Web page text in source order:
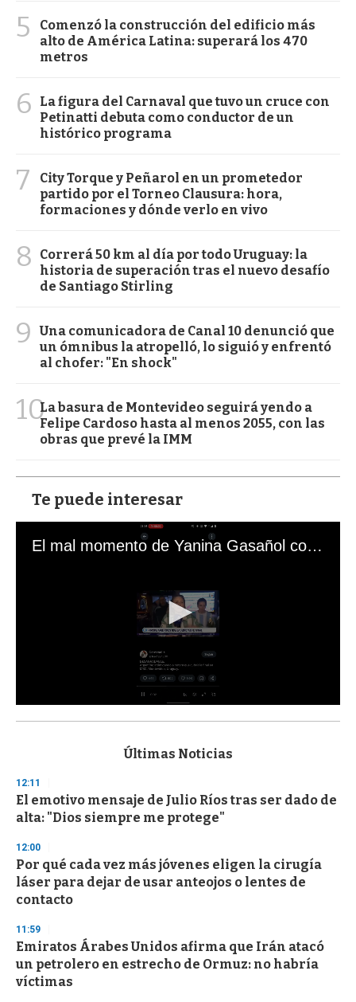
5
Comenzó la construcción del edificio más
alto de América Latina: superará los 470
metros
6
La figura del Carnaval que tuvo un cruce con
Petinatti debuta como conductor de un
histórico programa
7
City Torque y Peñarol en un prometedor
partido por el Torneo Clausura: hora,
formaciones y dónde verlo en vivo
8
Correrá 50 km al día por todo Uruguay: la
historia de superación tras el nuevo desafío
de Santiago Stirling
9
Una comunicadora de Canal 10 denunció que
un ómnibus la atropelló, lo siguió y enfrentó
al chofer: "En shock"
10La basura de Montevideo seguirá yendo a
Felipe Cardoso hasta al menos 2055, con las
obras que prevé la IMM
Te puede interesar
El mal momento de Yanina Gasañol con un hincha argentino en "Subrayado"
s
d
s
o
f
3
s
e
c
o
d
s
Últimas Noticias
12:11
El emotivo mensaje de Julio Ríos tras ser dado de
alta: "Dios siempre me protege"
12:00
Por qué cada vez más jóvenes eligen la cirugía
láser para dejar de usar anteojos o lentes de
contacto
11:59
Emiratos Árabes Unidos afirma que Irán atacó
un petrolero en estrecho de Ormuz: no habría
víctimas